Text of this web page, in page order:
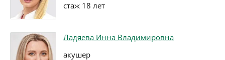
стаж 18 лет
Ладяева Инна Владимировна
акушер